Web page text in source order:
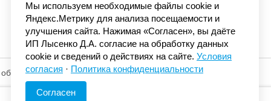
© «Элемент». 2013-2026 Все права защищены.
Мы используем необходимые файлы cookie и
Яндекс.Метрику для анализа посещаемости и
улучшения сайта. Нажимая «Согласен», вы даёте
ИП Лысенко Д.А. согласие на обработку данных
cookie и сведений о действиях на сайте. Условия
согласия · Политика конфиденциальности
Согласен